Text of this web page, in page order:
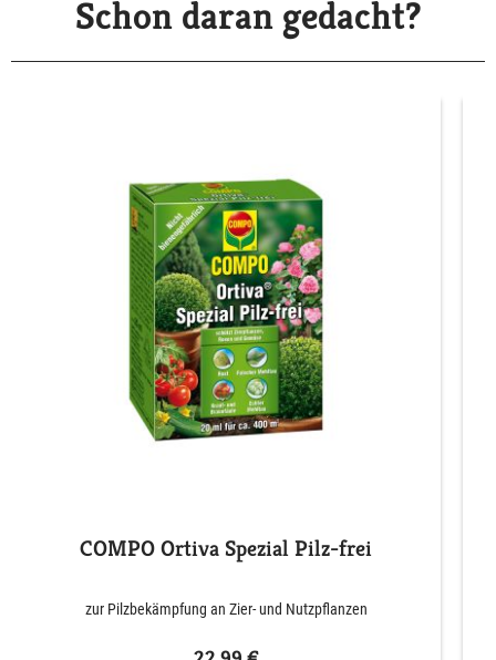
Schon daran gedacht?
COMPO Ortiva Spezial Pilz-frei
zur Pilzbekämpfung an Zier- und Nutzpflanzen